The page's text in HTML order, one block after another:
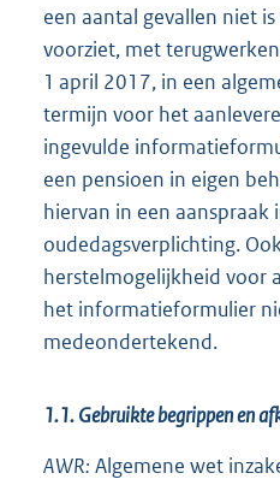
een aantal gevallen niet
voorziet, met
1 april 2017, in een
termijn voor het
ingevulde
een pensioen in eigen
hiervan in een aanspraak
oudedagsverplichting.
herstelmogelijkheid voor
het informatieformulier
medeondertekend.
1.1. Gebruikte begrippen en
AWR: Algemene wet